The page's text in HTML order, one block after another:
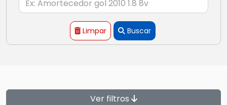
Limpar Buscar
Ver filtros